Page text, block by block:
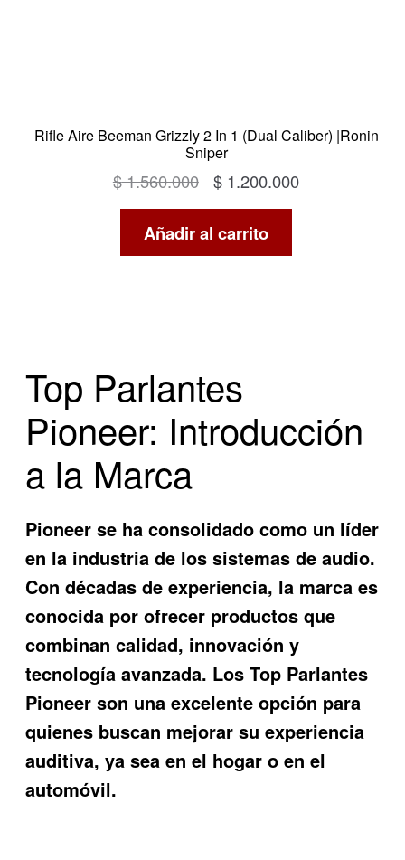
Rifle Aire Beeman Grizzly 2 In 1 (Dual Caliber) |Ronin
Sniper
$1.560.000
El
precio
original
era:
$ 1.200.000El
Añadir al carrito
Top Parlantes
Pioneer: Introducción
a la Marca
Pioneer se ha consolidado como un líder
en la industria de los sistemas de audio.
Con décadas de experiencia, la marca es
conocida por ofrecer productos que
combinan calidad, innovación y
tecnología avanzada. LosTop Parlantes
Pioneer son una excelente opción para
quienes buscan mejorar su experiencia
auditiva, ya sea en el hogar o en el
automóvil.